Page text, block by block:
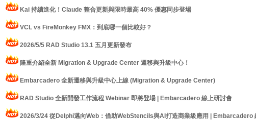
Kai 持續進化！Claude 整合更新與限時最高 40% 優惠同步登場
VCL vs FireMonkey FMX：到底哪一個比較好？
2026/5/5 RAD Studio 13.1 五月更新發布
隆重介紹全新 Migration & Upgrade Center 遷移與升級中心！
Embarcadero 全新遷移與升級中心上線 (Migration & Upgrade Center)
RAD Studio 全新開發工作流程 Webinar 即將登場 | Embarcadero 線上研討會
2026/3/24 從Delphi邁向Web：借助WebStencils與AI打造商業級應用 | Embarcadero